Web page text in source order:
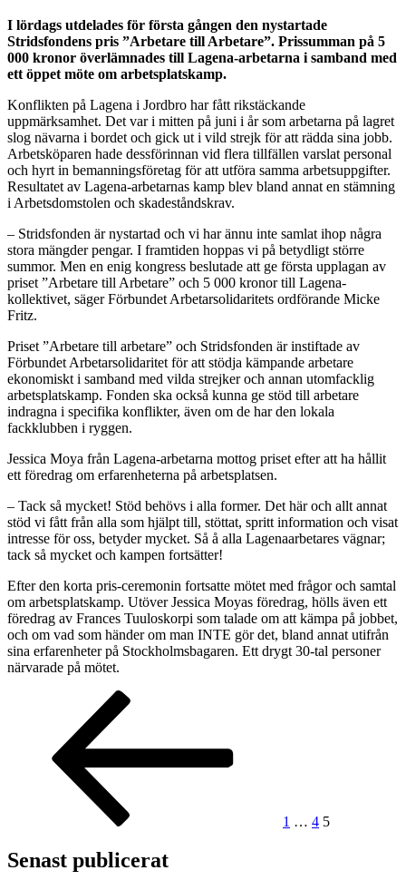
I lördags utdelades för första gången den nystartade
Stridsfondens pris ”Arbetare till Arbetare”. Prissumman på 5
000 kronor överlämnades till Lagena-arbetarna i samband med
ett öppet möte om arbetsplatskamp.
Konflikten på Lagena i Jordbro har fått rikstäckande
uppmärksamhet. Det var i mitten på juni i år som arbetarna på lagret
slog nävarna i bordet och gick ut i vild strejk för att rädda sina jobb.
Arbetsköparen hade dessförinnan vid flera tillfällen varslat personal
och hyrt in bemanningsföretag för att utföra samma arbetsuppgifter.
Resultatet av Lagena-arbetarnas kamp blev bland annat en stämning
i Arbetsdomstolen och skadeståndskrav.
– Stridsfonden är nystartad och vi har ännu inte samlat ihop några
stora mängder pengar. I framtiden hoppas vi på betydligt större
summor. Men en enig kongress beslutade att ge första upplagan av
priset ”Arbetare till Arbetare” och 5 000 kronor till Lagena-
kollektivet, säger Förbundet Arbetarsolidaritets ordförande Micke
Fritz.
Priset ”Arbetare till arbetare” och Stridsfonden är instiftade av
Förbundet Arbetarsolidaritet för att stödja kämpande arbetare
ekonomiskt i samband med vilda strejker och annan utomfacklig
arbetsplatskamp. Fonden ska också kunna ge stöd till arbetare
indragna i specifika konflikter, även om de har den lokala
fackklubben i ryggen.
Jessica Moya från Lagena-arbetarna mottog priset efter att ha hållit
ett föredrag om erfarenheterna på arbetsplatsen.
– Tack så mycket! Stöd behövs i alla former. Det här och allt annat
stöd vi fått från alla som hjälpt till, stöttat, spritt information och visat
intresse för oss, betyder mycket. Så å alla Lagenaarbetares vägnar;
tack så mycket och kampen fortsätter!
Efter den korta pris-ceremonin fortsatte mötet med frågor och samtal
om arbetsplatskamp. Utöver Jessica Moyas föredrag, hölls även ett
föredrag av Frances Tuuloskorpi som talade om att kämpa på jobbet,
och om vad som händer om man INTE gör det, bland annat utifrån
sina erfarenheter på Stockholmsbagaren. Ett drygt 30-tal personer
närvarade på mötet.
Sidnumrering
inlägg
1 … 4 5
Senast publicerat